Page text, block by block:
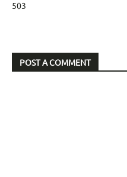
503
POST A COMMENT